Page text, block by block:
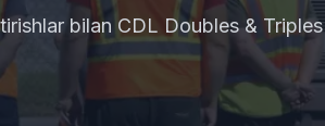
bilan CDL Doubles & Triples